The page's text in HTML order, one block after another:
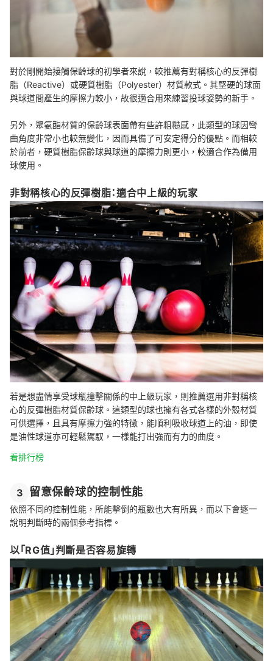
對於剛開始接觸保齡球的初學者來說，較推薦有對稱核心的反彈樹
脂（Reactive）或硬質樹脂（Polyester）材質款式。其堅硬的球面
與球道間產生的摩擦力較小，故很適合用來練習投球姿勢的新手。
另外，聚氨酯材質的保齡球表面帶有些許粗糙感，此類型的球因彎
曲角度非常小也較無變化，因而具備了可安定得分的優點。而相較
於前者，硬質樹脂保齡球與球道的摩擦力則更小，較適合作為備用
球使用。
非對稱核心的反彈樹脂：適合中上級的玩家
若是想盡情享受球瓶撞擊關係的中上級玩家，則推薦選用非對稱核
心的反彈樹脂材質保齡球。這類型的球也擁有各式各樣的外殼材質
可供選擇，且具有摩擦力強的特徵，能順利吸收球道上的油，即使
是油性球道亦可輕鬆駕馭，一樣能打出強而有力的曲度。
看排行榜
3 留意保齡球的控制性能
依照不同的控制性能，所能擊倒的瓶數也大有所異，而以下會逐一
說明判斷時的兩個參考指標。
以「RG值」判斷是否容易旋轉